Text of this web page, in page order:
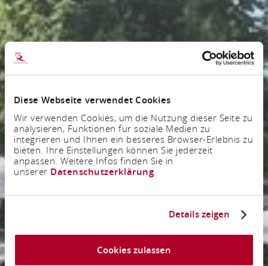
Diese Webseite verwendet Cookies
Wir verwenden Cookies, um die Nutzung dieser Seite zu
analysieren, Funktionen für soziale Medien zu
integrieren und Ihnen ein besseres Browser-Erlebnis zu
bieten. Ihre Einstellungen können Sie jederzeit
anpassen. Weitere Infos finden Sie in
unserer Datenschutzerklärung.
Details zeigen
Cookies zulassen